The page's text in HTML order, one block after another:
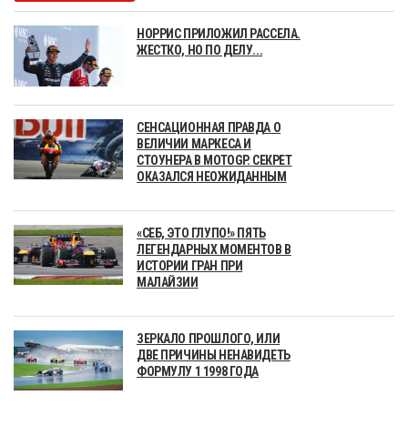
НОРРИС ПРИЛОЖИЛ РАССЕЛА.
ЖЕСТКО, НО ПО ДЕЛУ...
СЕНСАЦИОННАЯ ПРАВДА О
ВЕЛИЧИИ МАРКЕСА И
СТОУНЕРА В MOTOGP. СЕКРЕТ
ОКАЗАЛСЯ НЕОЖИДАННЫМ
«СЕБ, ЭТО ГЛУПО!» ПЯТЬ
ЛЕГЕНДАРНЫХ МОМЕНТОВ В
ИСТОРИИ ГРАН ПРИ
МАЛАЙЗИИ
ЗЕРКАЛО ПРОШЛОГО, ИЛИ
ДВЕ ПРИЧИНЫ НЕНАВИДЕТЬ
ФОРМУЛУ 1 1998 ГОДА